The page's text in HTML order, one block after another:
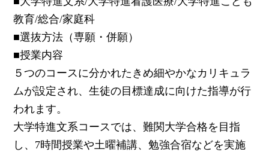
教育/総合/家庭科
■選抜方法（専願・併願）
■授業内容
５つのコースに分かれたきめ細やかなカリキュラ
ムが設定され、生徒の目標達成に向けた指導が行
われます。
大学特進文系コースでは、難関大学合格を目指
し、7時間授業や土曜補講、勉強合宿などを実施